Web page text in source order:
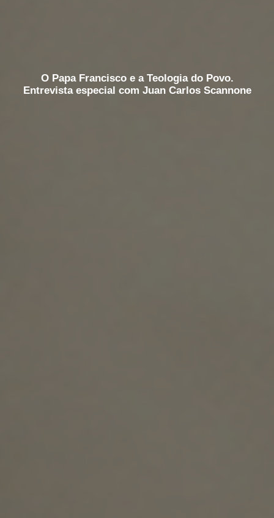
O Papa Francisco e a Teologia do Povo.
Entrevista especial com Juan Carlos Scannone